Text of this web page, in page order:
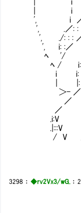
| i ＞ ´ / ／
', i ／: : :／
', .／: : : ／
', ./: : : ／ / /
', i: :／ i' ｛
ﾍ '/ ﾍ .ﾏﾆﾆ
ﾍ / i: ::
i i: : : : : : :
| |: : : : : : :/
＞- ／: : : : ,
／ ﾍ: ,' iﾆﾆi`
／ .Y iニ
.i:V / .i
.|:::V / V
/ V / Vﾆ
3298 ：◆rv2Vx3/wG. ：